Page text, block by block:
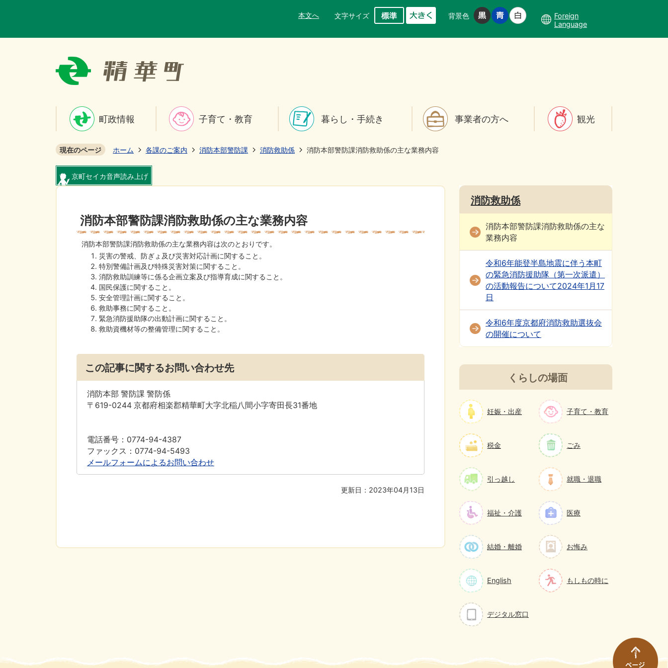
本文へ 文字サイズ 背景色
Foreign
Language
町政情報 子育て・教育 暮らし・手続き 事業者の方へ 観光
現在のページ ホーム 各課のご案内 消防本部警防課 消防救助係 消防本部警防課消防救助係の主な業務内容
京町セイカ音声読み上げ
消防本部警防課消防救助係の主な業務内容
消防本部警防課消防救助係の主な業務内容は次のとおりです。
災害の警戒、防ぎょ及び災害対応計画に関すること。
特別警備計画及び特殊災害対策に関すること。
消防救助訓練等に係る企画立案及び指導育成に関すること。
国民保護に関すること。
安全管理計画に関すること。
救助事務に関すること。
緊急消防援助隊の出動計画に関すること。
救助資機材等の整備管理に関すること。
この記事に関するお問い合わせ先
消防本部 警防課 警防係
〒619-0244 京都府相楽郡精華町大字北稲八間小字寄田長31番地
電話番号：0774-94-4387
ファックス：0774-94-5493
メールフォームによるお問い合わせ
更新日：2023年04月13日
消防救助係
消防本部警防課消防救助係の主な
業務内容
令和6年能登半島地震に伴う本町
の緊急消防援助隊（第一次派遣）
の活動報告について2024年1月17
日
令和6年度京都府消防救助選抜会
の開催について
くらしの場面
妊娠・出産 子育て・教育
税金 ごみ
引っ越し 就職・退職
福祉・介護 医療
結婚・離婚 お悔み
English もしもの時に
デジタル窓口